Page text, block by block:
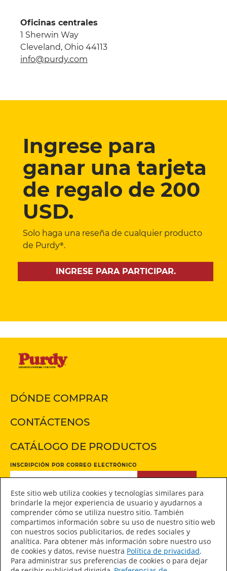
Oficinas centrales
1 Sherwin Way
Cleveland, Ohio 44113
info@purdy.com
Ingrese para
ganar una tarjeta
de regalo de 200
USD.
Solo haga una reseña de cualquier producto
de Purdy®.
INGRESE PARA PARTICIPAR.
DÓNDE COMPRAR
CONTÁCTENOS
CATÁLOGO DE PRODUCTOS
INSCRIPCIÓN POR CORREO ELECTRÓNICO
Manténgase conectado
Este sitio web utiliza cookies y tecnologías similares para
brindarle la mejor experiencia de usuario y ayudarnos a
comprender cómo se utiliza nuestro sitio. También
compartimos información sobre su uso de nuestro sitio web
con nuestros socios publicitarios, de redes sociales y
analítica. Para obtener más información sobre nuestro uso
de cookies y datos, revise nuestra Política de privacidad.
Para administrar sus preferencias de cookies o para dejar